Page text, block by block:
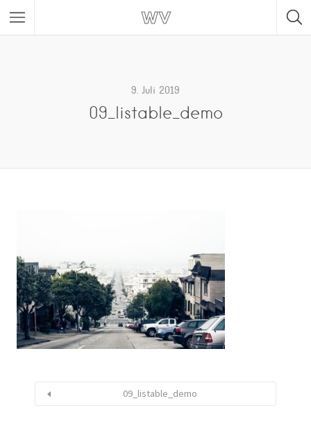
9. Juli 2019
09_listable_demo
09_listable_demo